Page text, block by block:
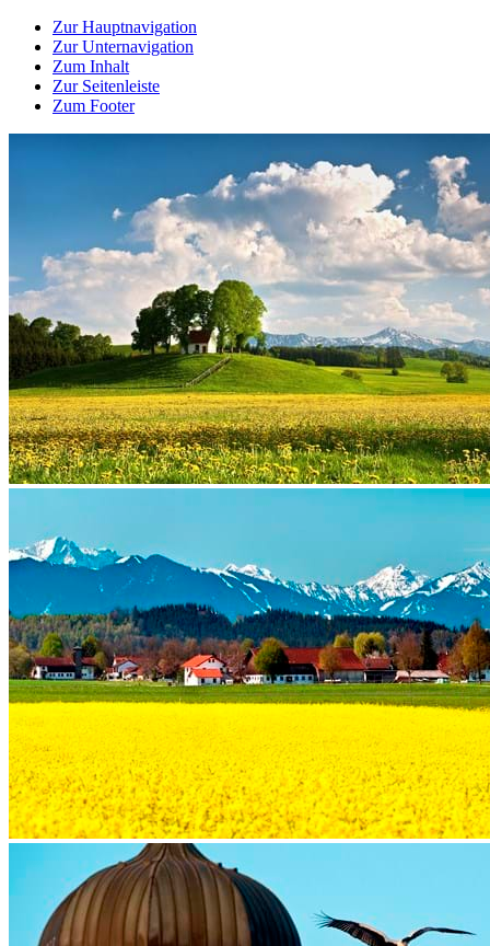
Zur Hauptnavigation
Zur Unternavigation
Zum Inhalt
Zur Seitenleiste
Zum Footer